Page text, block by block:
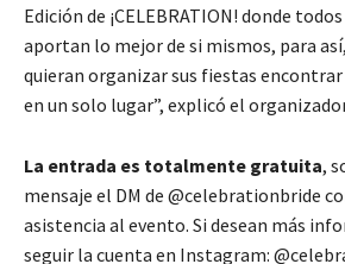
Edición de ¡CELEBRATION! donde
aportan lo mejor de si mismos, para
quieran organizar sus fiestas
en un solo lugar”, explicó el
La entrada es totalmente gratuita,
mensaje el DM de @celebrationbride
asistencia al evento. Si desean más
seguir la cuenta en Instagram: